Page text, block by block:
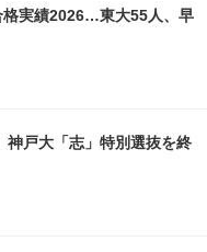
格実績2026…東大55人、早
神戸大「志」特別選抜を終